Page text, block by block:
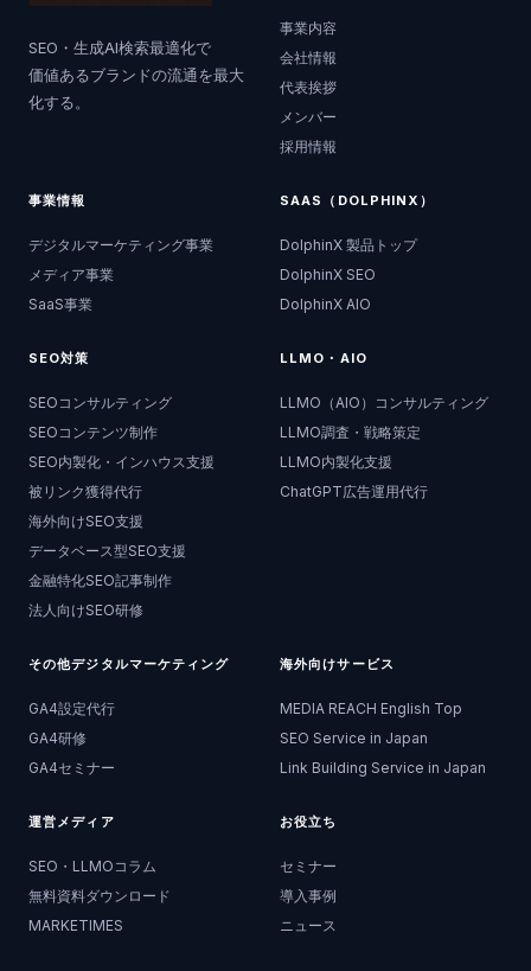
SEO・生成AI検索最適化で
価値あるブランドの流通を最大
化する。
事業内容
会社情報
代表挨拶
メンバー
採用情報
事業情報
デジタルマーケティング事業
メディア事業
SaaS事業
SAAS（DOLPHINX）
DolphinX 製品トップ
DolphinX SEO
DolphinX AIO
SEO対策
SEOコンサルティング
SEOコンテンツ制作
SEO内製化・インハウス支援
被リンク獲得代行
海外向けSEO支援
データベース型SEO支援
金融特化SEO記事制作
法人向けSEO研修
LLMO・AIO
LLMO（AIO）コンサルティング
LLMO調査・戦略策定
LLMO内製化支援
ChatGPT広告運用代行
その他デジタルマーケティング
GA4設定代行
GA4研修
GA4セミナー
海外向けサービス
MEDIA REACH English Top
SEO Service in Japan
Link Building Service in Japan
運営メディア
SEO・LLMOコラム
無料資料ダウンロード
MARKETIMES
お役立ち
セミナー
導入事例
ニュース